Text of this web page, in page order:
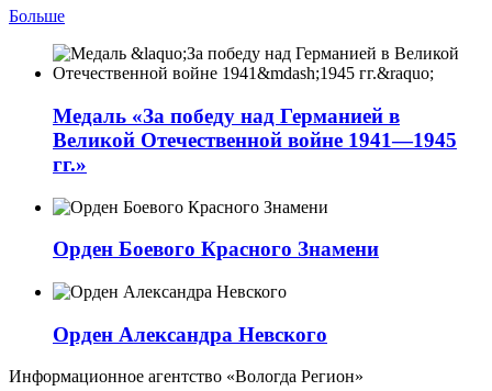
Больше
Медаль «За победу над Германией в
Великой Отечественной войне 1941—1945
гг.»
Орден Боевого Красного Знамени
Орден Александра Невского
Информационное агентство «Вологда Регион»